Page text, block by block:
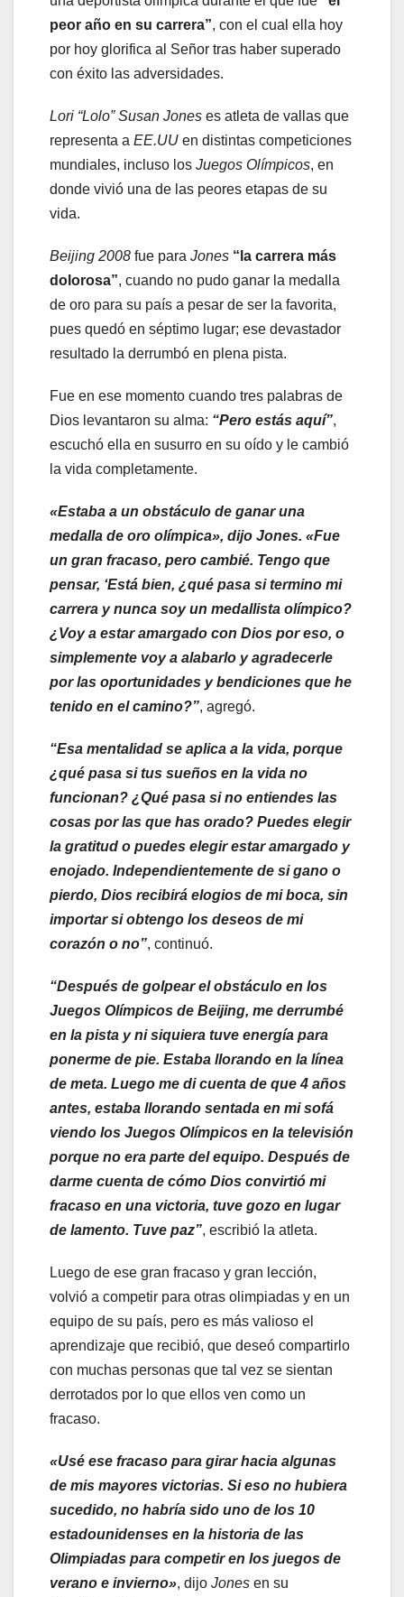
peor año en su carrera”, con el cual ella hoy
por hoy glorifica al Señor tras haber superado
con éxito las adversidades.
Lori “Lolo” Susan Jones es atleta de vallas que
representa a EE.UU en distintas competiciones
mundiales, incluso los Juegos Olímpicos, en
donde vivió una de las peores etapas de su
vida.
Beijing 2008 fue para Jones “la carrera más
dolorosa”, cuando no pudo ganar la medalla
de oro para su país a pesar de ser la favorita,
pues quedó en séptimo lugar; ese devastador
resultado la derrumbó en plena pista.
Fue en ese momento cuando tres palabras de
Dios levantaron su alma: “Pero estás aquí”,
escuchó ella en susurro en su oído y le cambió
la vida completamente.
«Estaba a un obstáculo de ganar una
medalla de oro olímpica», dijo Jones. «Fue
un gran fracaso, pero cambié. Tengo que
pensar, ‘Está bien, ¿qué pasa si termino mi
carrera y nunca soy un medallista olímpico?
¿Voy a estar amargado con Dios por eso, o
simplemente voy a alabarlo y agradecerle
por las oportunidades y bendiciones que he
tenido en el camino?”, agregó.
“Esa mentalidad se aplica a la vida, porque
¿qué pasa si tus sueños en la vida no
funcionan? ¿Qué pasa si no entiendes las
cosas por las que has orado? Puedes elegir
la gratitud o puedes elegir estar amargado y
enojado. Independientemente de si gano o
pierdo, Dios recibirá elogios de mi boca, sin
importar si obtengo los deseos de mi
corazón o no”, continuó.
“Después de golpear el obstáculo en los
Juegos Olímpicos de Beijing, me derrumbé
en la pista y ni siquiera tuve energía para
ponerme de pie. Estaba llorando en la línea
de meta. Luego me di cuenta de que 4 años
antes, estaba llorando sentada en mi sofá
viendo los Juegos Olímpicos en la televisión
porque no era parte del equipo. Después de
darme cuenta de cómo Dios convirtió mi
fracaso en una victoria, tuve gozo en lugar
de lamento. Tuve paz”, escribió la atleta.
Luego de ese gran fracaso y gran lección,
volvió a competir para otras olimpiadas y en un
equipo de su país, pero es más valioso el
aprendizaje que recibió, que deseó compartirlo
con muchas personas que tal vez se sientan
derrotados por lo que ellos ven como un
fracaso.
«Usé ese fracaso para girar hacia algunas
de mis mayores victorias. Si eso no hubiera
sucedido, no habría sido uno de los 10
estadounidenses en la historia de las
Olimpiadas para competir en los juegos de
verano e invierno», dijo Jones en su